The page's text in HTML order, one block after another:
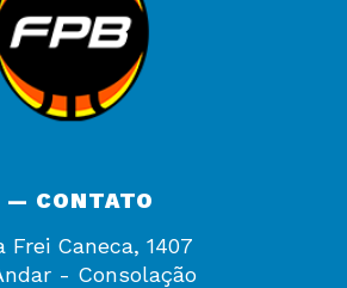
— CONTATO
Frei Caneca, 1407
- Consolação